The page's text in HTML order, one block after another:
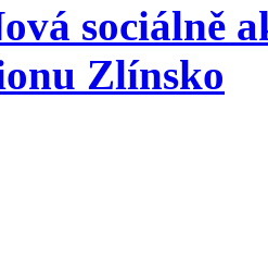
sociálně
Zlínsko